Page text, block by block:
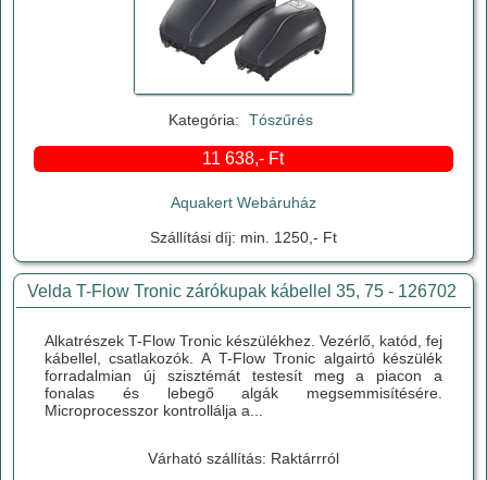
Kategória: Tószűrés
11 638,- Ft
Aquakert Webáruház
Szállítási díj: min. 1250,- Ft
Velda T-Flow Tronic zárókupak kábellel 35, 75 - 126702
Alkatrészek T-Flow Tronic készülékhez. Vezérlő, katód, fej
kábellel, csatlakozók. A T-Flow Tronic algairtó készülék
forradalmian új szisztémát testesít meg a piacon a
fonalas és lebegő algák megsemmisítésére.
Microprocesszor kontrollálja a...
Várható szállítás: Raktárrról